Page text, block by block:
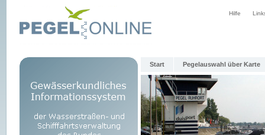
Hilfe
Start Pegelauswahl über Karte